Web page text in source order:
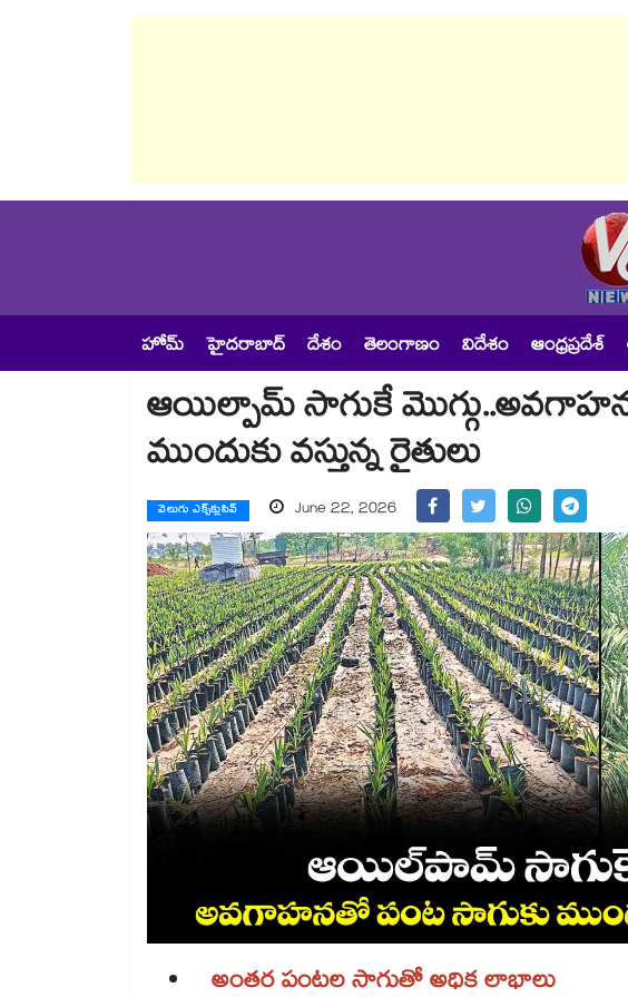
హోమ్ హైదరాబాద్ దేశం తెలంగాణం విదేశం ఆంధ్రప్రదేశ్
ఆయిల్పామ్ సాగుకే
ముందుకు వస్తున్న రైతులు
వెలుగు ఎక్స్‌క్లుసివ్ June 22, 2026
అంతర పంటల సాగుతో అధిక లాభాలు